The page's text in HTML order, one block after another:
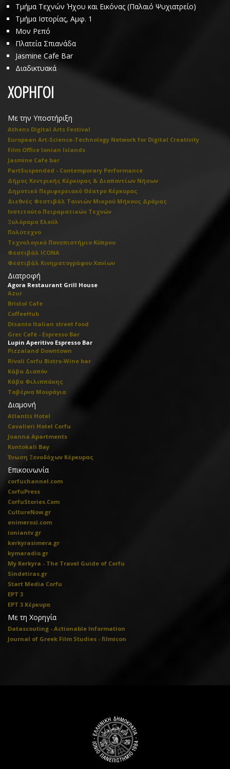
Τμήμα Τεχνών Ήχου και Εικόνας (Παλαιό Ψυχιατρείο)
Τμήμα Ιστορίας, Αμφ. 1
Μον Ρεπό
Πλατεία Σπιανάδα
Jasmine Cafe Bar
Διαδικτυακά
ΧΟΡΗΓΟΙ
Με την Υποστήριξη
Athens Digital Arts Festival
European Art-Science-Technology Network for Digital Creativity
Film Office Ionian Islands
Jasmine Cafe bar
PartSuspended - Contemporary Performance
Δήμος Κεντρικής Κέρκυρας & Διαποντίων Νήσων
Δημοτικό Περιφερειακό Θέατρο Κέρκυρας
Διεθνές Φεστιβάλ Ταινιών Μικρού Μήκους Δράμας
Ινστιτούτο Πειραματικών Τεχνών
Ξυλόραμα Ελούλ
Πολύτεχνο
Τεχνολογικό Πανεπιστήμιο Κύπρου
Φεστιβάλ ICONA
Φεστιβάλ Κινηματογράφου Χανίων
Διατροφή
Agora Restaurant Grill House
Azur
Bristol Cafe
CoffeeHub
Disanto Italian street food
Grec Café - Espresso Bar
Lupin Aperitivo Espresso Bar
Pizzaland Downtown
Rivoli Corfu Bistro-Wine bar
Κάβα Διαπόν
Κάβα Φιλιππάκης
Ταβέρνα Μουράγια
Διαμονή
Atlantis Hotel
Cavalieri Hotel Corfu
Joanna Apartments
Kontokali Bay
Ένωση Ξενοδόχων Κέρκυρας
Επικοινωνία
corfuchannel.com
CorfuPress
CorfuStories.Com
CultureNow.gr
enimerosi.com
ioniantv.gr
kerkyrasimera.gr
kymaradio.gr
My Kerkyra - The Travel Guide of Corfu
Sindetiras.gr
Start Media Corfu
ΕΡΤ 3
ΕΡΤ 3 Κέρκυρα
Με τη Χορηγία
Datascouting - Actionable Information
Journal of Greek Film Studies - filmicon